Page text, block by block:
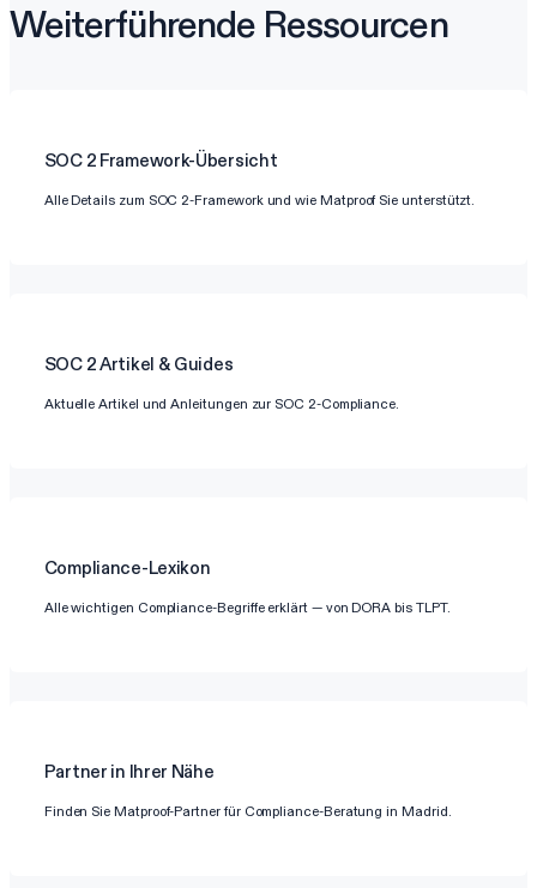
Weiterführende Ressourcen
SOC 2 Framework-Übersicht
Alle Details zum SOC 2-Framework und wie Matproof Sie unterstützt.
SOC 2Artikel & Guides
Aktuelle Artikel und Anleitungen zur SOC 2-Compliance.
Compliance-Lexikon
Alle wichtigen Compliance-Begriffe erklärt — von DORA bis TLPT.
Partner in Ihrer Nähe
Finden Sie Matproof-Partner für Compliance-Beratung in Madrid.